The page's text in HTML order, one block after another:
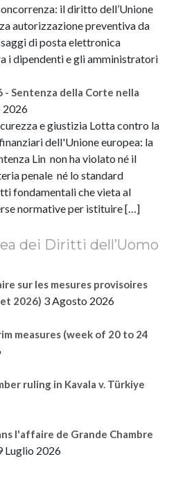
il diritto dell’Unione
autorizzazione preventiva da
di posta elettronica
i dipendenti e gli amministratori
Sentenza della Corte nella
2026
e giustizia Lotta contro la
dell'Unione europea: la
Lin non ha violato né il
penale né lo standard
fondamentali che vieta al
normative per istituire […]
dei Diritti dell’Uomo
sur les mesures provisoires
2026) 3 Agosto 2026
measures (week of 20 to 24
ruling in Kavala v. Türkiye
l'affaire de Grande Chambre
Luglio 2026